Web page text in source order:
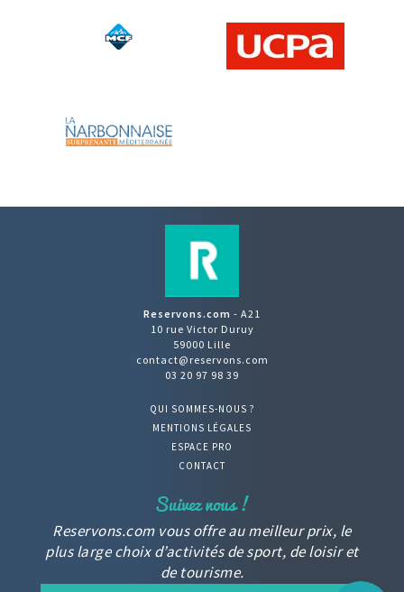
Reservons.com - A21
10 rue Victor Duruy
59000 Lille
contact@reservons.com
03 20 97 98 39
QUI SOMMES-NOUS ?
MENTIONS LÉGALES
ESPACE PRO
CONTACT
Reservons.com vous offre au meilleur prix, le
plus large choix d’activités de sport, de loisir et
de tourisme.